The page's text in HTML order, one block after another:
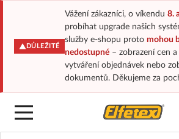
DŮLEŽITÉ
Vážení zákazníci, o víkendu 8.
probíhat upgrade našich
služby e-shopu proto mohou
nedostupné– zobrazení cen
vytváření objednávek nebo
dokumentů. Děkujeme za